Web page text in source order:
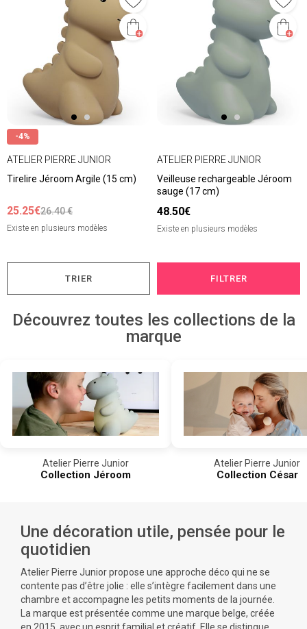
-4%
ATELIER PIERRE JUNIOR
Tirelire Jéroom Argile (15 cm)
25.25€26.40 €
Existe en plusieurs modèles
ATELIER PIERRE JUNIOR
Veilleuse rechargeable Jéroom
sauge (17 cm)
48.50€
Existe en plusieurs modèles
TRIER FILTRER
Découvrez toutes les collections de la
marque
Atelier Pierre Junior
Collection Jéroom
Atelier Pierre Junior
Collection César
Une décoration utile, pensée pour le
quotidien
Atelier Pierre Junior propose une approche déco qui ne se
contente pas d’être jolie : elle s’intègre facilement dans une
chambre et accompagne les petits moments de la journée.
La marque est présentée comme une marque belge, créée